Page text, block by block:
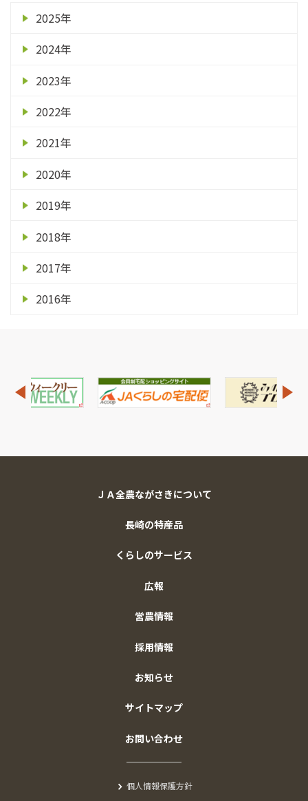
2025年
2024年
2023年
2022年
2021年
2020年
2019年
2018年
2017年
2016年
ＪＡ全農ながさきについて
長崎の特産品
くらしのサービス
広報
営農情報
採用情報
お知らせ
サイトマップ
お問い合わせ
個人情報保護方針